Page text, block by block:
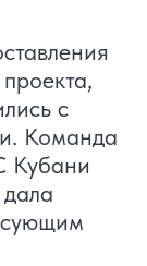
с
Команда
Кубани